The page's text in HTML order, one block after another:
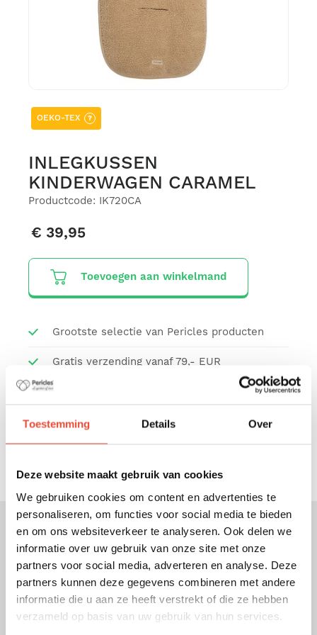
Toestemming Details Over
Deze website maakt gebruik van cookies
We gebruiken cookies om content en advertenties te
personaliseren, om functies voor social media te bieden
en om ons websiteverkeer te analyseren. Ook delen we
informatie over uw gebruik van onze site met onze
partners voor social media, adverteren en analyse. Deze
partners kunnen deze gegevens combineren met andere
informatie die u aan ze heeft verstrekt of die ze hebben
verzameld op basis van uw gebruik van hun services.
OEKO-TEX ?
INLEGKUSSEN
KINDERWAGEN CARAMEL
Productcode: IK720CA
€ 39,95
Toevoegen aan winkelmand
Grootste selectie van Pericles producten
Gratis verzending vanaf 79,- EUR
Bescherming van persoonsgegevens
Veilige betaling
Omschrijving
Het universele Pericles inlegkussen is een
speciaal voor de wandelwagen ontworpen
kussentje en biedt een beter zitcomfort aan je